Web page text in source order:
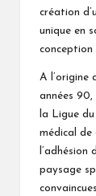
création
unique en
conception
A l’origine
années 90,
la Ligue
médical de
paysage